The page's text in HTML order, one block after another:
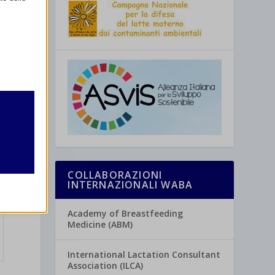
COLLABORAZIONI
INTERNAZIONALI WABA
Academy of Breastfeeding
Medicine (ABM)
International Lactation Consultant
Association (ILCA)